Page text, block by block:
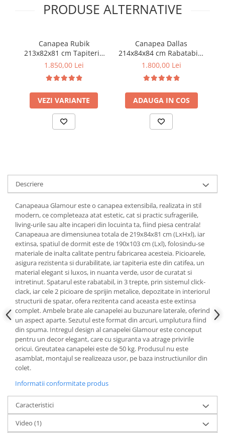
PRODUSE ALTERNATIVE
Canapea Rubik
213x82x81 cm Tapiterie
Catifea Gri Inchis (cod AF
1.850,00 Lei
VEZI VARIANTE
Canapea Dallas
214x84x84 cm Rabatabila
Stofa Dark Grey (cod AF
1.800,00 Lei
ADAUGA IN COS
Descriere
Canapeaua Glamour este o canapea extensibila, realizata in stil
modern, ce completeaza atat estetic, cat si practic sufrageriile,
living-urile sau alte incaperi din locuinta ta, fiind piesa centrala!
Canapeaua are dimensiunea totala de 219x84x81 cm (LxHxl), iar
extinsa, spatiul de dormit este de 190x103 cm (Lxl), folosindu-se
materiale de inalta calitate pentru fabricarea acesteia. Picioarele,
asigura rezistenta si durabilitate, iar tapiteria este din catifea, un
material elegant si luxos, in nuanta verde, usor de curatat si
intretinut. Spatarul este rabatabil, in 3 trepte, prin sistemul click-
clack, iar cele 2 picioare de sprijin metalice, depozitate in interiorul
structurii de spatar, ofera rezitenta cand aceasta este extinsa
complet. Ambele brate ale canapelei au buzunare laterale, oferind
un aspect aparte. Sezutul este format din arcuri, umplutura fiind
din spuma. Intregul design al canapelei Glamour este conceput
pentru un decor elegant, care cu siguranta va atrage privirile
oricui. Greutatea canapelei este de 50 kg. Produsul nu este
asamblat, montajul se realizeaza usor, pe baza instructiunilor din
colet.
Informatii conformitate produs
Caracteristici
Video (1)